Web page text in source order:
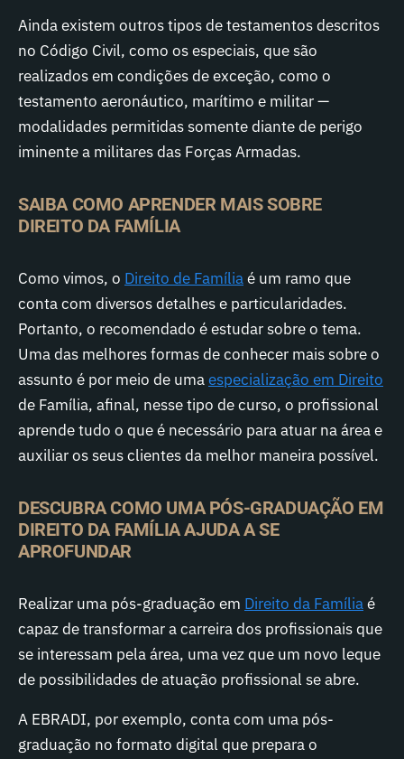
Ainda existem outros tipos de testamentos descritos
no Código Civil, como os especiais, que são
realizados em condições de exceção, como o
testamento aeronáutico, marítimo e militar —
modalidades permitidas somente diante de perigo
iminente a militares das Forças Armadas.
SAIBA COMO APRENDER MAIS SOBRE
DIREITO DA FAMÍLIA
Como vimos, o Direito de Famíliaé um ramo que
conta com diversos detalhes e particularidades.
Portanto, o recomendado é estudar sobre o tema.
Uma das melhores formas de conhecer mais sobre o
assunto é por meio de umaespecialização em Direito
de Família, afinal, nesse tipo de curso, o profissional
aprende tudo o que é necessário para atuar na área e
auxiliar os seus clientes da melhor maneira possível.
DESCUBRA COMO UMA PÓS-GRADUAÇÃO EM
DIREITO DA FAMÍLIA AJUDA A SE
APROFUNDAR
Realizar uma pós-graduação em Direito da Famíliaé
capaz de transformar a carreira dos profissionais que
se interessam pela área, uma vez que um novo leque
de possibilidades de atuação profissional se abre.
A EBRADI, por exemplo, conta com uma pós-
graduação no formato digital que prepara o